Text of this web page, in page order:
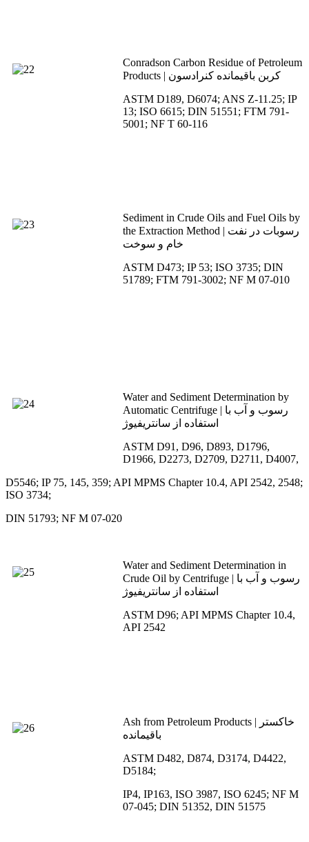
Conradson Carbon Residue of Petroleum
Products | کربن باقیمانده کنرادسون
ASTM D189, D6074; ANS Z-11.25; IP
13; ISO 6615; DIN 51551; FTM 791-
5001; NF T 60-116
Sediment in Crude Oils and Fuel Oils by
the Extraction Method | رسوبات در نفت
خام و سوخت
ASTM D473; IP 53; ISO 3735; DIN
51789; FTM 791-3002; NF M 07-010
Water and Sediment Determination by
Automatic Centrifuge | رسوب و آب با
استفاده از سانتریفیوژ
ASTM D91, D96, D893, D1796,
D1966, D2273, D2709, D2711, D4007,
D5546; IP 75, 145, 359; API MPMS Chapter 10.4, API 2542, 2548;
ISO 3734;
DIN 51793; NF M 07-020
Water and Sediment Determination in
Crude Oil by Centrifuge | رسوب و آب با
ASTM D96; API MPMS Chapter 10.4,
API 2542
Ash from Petroleum Products | خاکستر
باقیمانده
ASTM D482, D874, D3174, D4422,
D5184;
IP4, IP163, ISO 3987, ISO 6245; NF M
07-045; DIN 51352, DIN 51575